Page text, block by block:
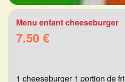
Menu enfant cheeseburger
7.50 €
1 cheeseburger 1 portion de